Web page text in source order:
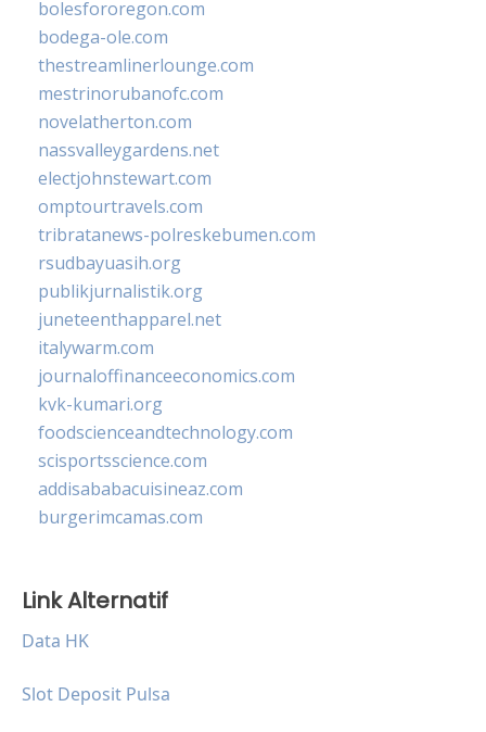
bolesfororegon.com
bodega-ole.com
thestreamlinerlounge.com
mestrinorubanofc.com
novelatherton.com
nassvalleygardens.net
electjohnstewart.com
omptourtravels.com
tribratanews-polreskebumen.com
rsudbayuasih.org
publikjurnalistik.org
juneteenthapparel.net
italywarm.com
journaloffinanceeconomics.com
kvk-kumari.org
foodscienceandtechnology.com
scisportsscience.com
addisababacuisineaz.com
burgerimcamas.com
Link Alternatif
Data HK
Slot Deposit Pulsa